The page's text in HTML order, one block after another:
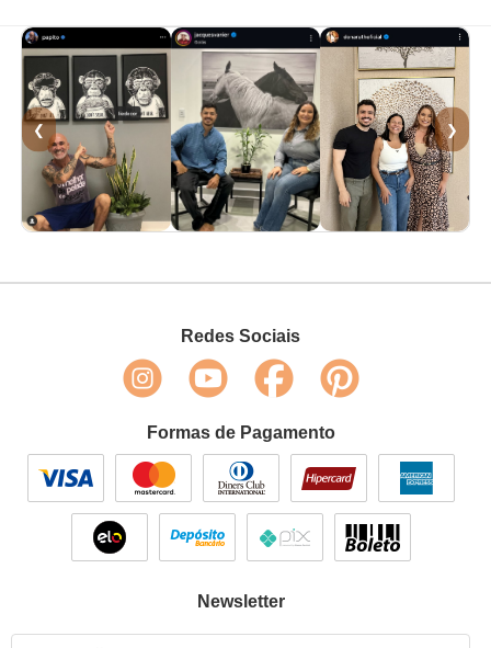
❮ ❯
Redes Sociais
Formas de Pagamento
Newsletter